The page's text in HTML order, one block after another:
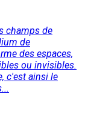
champs de
de
des espaces,
ou invisibles.
c'est ainsi le